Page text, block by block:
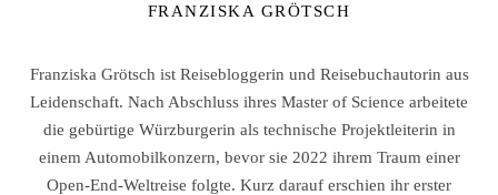
FRANZISKA GRÖTSCH
Franziska Grötsch ist Reisebloggerin und Reisebuchautorin aus
Leidenschaft. Nach Abschluss ihres Master of Science arbeitete
die gebürtige Würzburgerin als technische Projektleiterin in
einem Automobilkonzern, bevor sie 2022 ihrem Traum einer
Open-End-Weltreise folgte. Kurz darauf erschien ihr erster